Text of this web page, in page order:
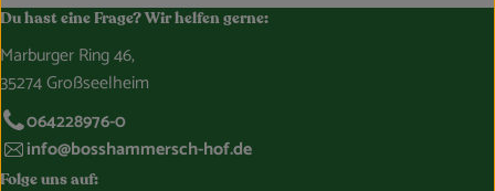
Du hast eine Frage? Wir helfen gerne:
Marburger Ring 46,
35274 Großseelheim
064228976-0
info@bosshammersch-hof.de
Folge uns auf: